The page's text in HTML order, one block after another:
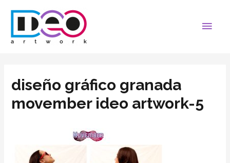
diseño gráfico granada
movember ideo artwork-5